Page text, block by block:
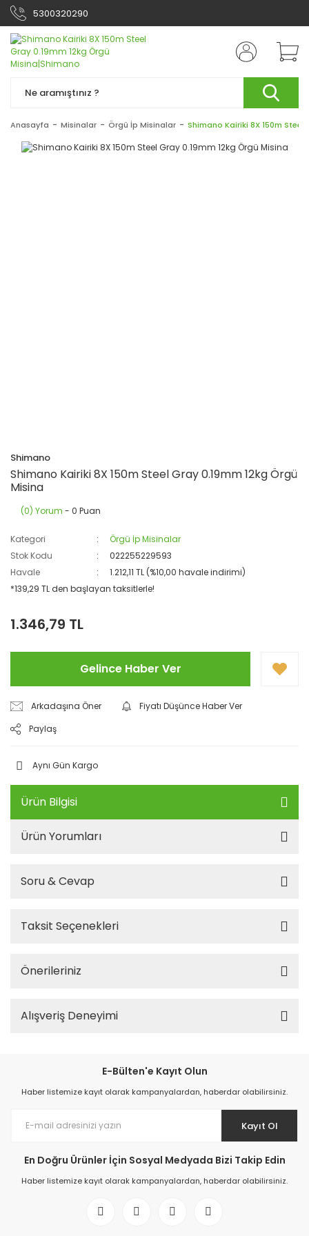
5300320290
Anasayfa Misinalar Örgü İp Misinalar Shimano Kairiki 8X 150m Steel
Shimano
Shimano Kairiki 8X 150m Steel Gray 0.19mm 12kg Örgü
Misina
(0) Yorum - 0 Puan
Kategori
Örgü İp Misinalar
Stok Kodu
022255229593
Havale
1.212,11 TL (%10,00 havale indirimi)
*139,29 TL den başlayan taksitlerle!
1.346,79 TL
Gelince Haber Ver
Arkadaşına Öner
Fiyatı Düşünce Haber Ver
Paylaş
Aynı Gün Kargo
Ürün Bilgisi
Ürün Yorumları
Soru & Cevap
Taksit Seçenekleri
Önerileriniz
Alışveriş Deneyimi
E-Bülten'e Kayıt Olun
Haber listemize kayıt olarak kampanyalardan, haberdar olabilirsiniz.
Kayıt Ol
En Doğru Ürünler İçin Sosyal Medyada Bizi Takip Edin
Haber listemize kayıt olarak kampanyalardan, haberdar olabilirsiniz.